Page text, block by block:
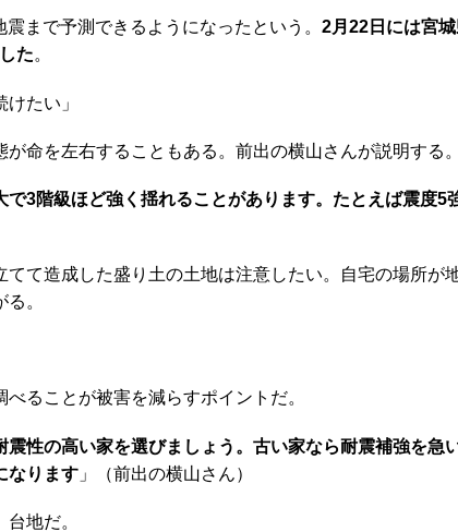
まで予測できるようになったという。 2月22日には宮
た。
たい」
命を左右することもある。前出の横山さんが説明する。
3階級ほど強く揺れることがあります。たとえば震度5
て造成した盛り土の土地は注意したい。自宅の場所が
。
ることが被害を減らすポイントだ。
性の高い家を選びましょう。古い家なら耐震補強を急
なります 」（前出の横山さん）
地だ。